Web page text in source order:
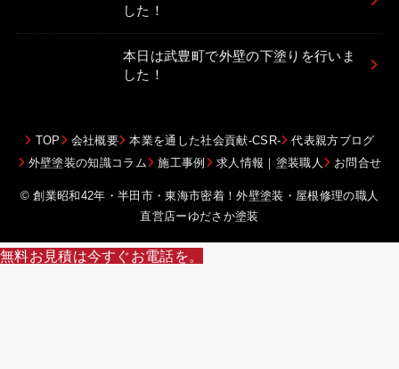
した！
本日は武豊町で外壁の下塗りを行いま
した！
TOP 会社概要 本業を通した社会貢献-CSR-
代表親方ブログ
外壁塗装の知識コラム
施工事例 求人情報｜塗装職人 お問合せ
© 創業昭和42年・半田市・東海市密着！外壁塗装・屋根修理の職人
直営店ーゆださか塗装
無料お見積は今すぐお電話を。